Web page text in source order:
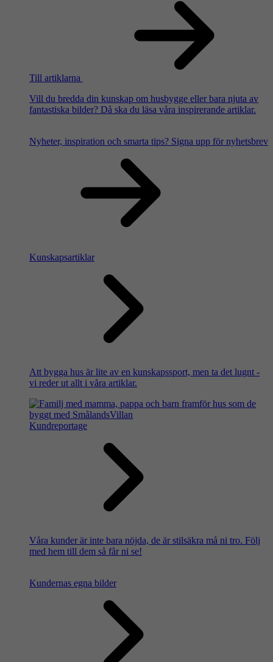
Till artiklarna
Vill du bredda din kunskap om husbygge eller bara njuta av
fantastiska bilder? Då ska du läsa våra inspirerande artiklar.
Nyheter, inspiration och smarta tips? Signa upp för nyhetsbrev
Kunskapsartiklar
Att bygga hus är lite av en kunskapssport, men ta det lugnt -
vi reder ut allt i våra artiklar.
Kundreportage
Våra kunder är inte bara nöjda, de är stilsäkra må ni tro. Följ
med hem till dem så får ni se!
Kundernas egna bilder